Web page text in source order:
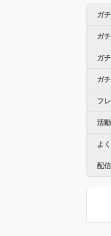
ガ
ガ
ガ
ガ
フ
活
よ
配